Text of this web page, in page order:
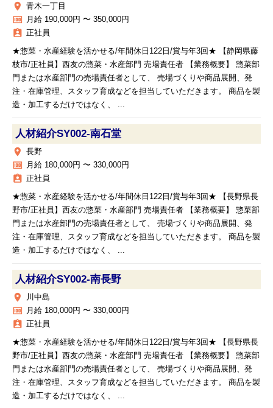
place 青木一丁目
money 月給 190,000円 〜 350,000円
assignment_ind 正社員
★惣菜・水産経験を活かせる/年間休日122日/賞与年3回★ 【静岡県藤
枝市/正社員】西友の惣菜・水産部門 売場責任者 【業務概要】 惣菜部
門または水産部門の売場責任者として、 売場づくりや商品展開、発
注・在庫管理、スタッフ育成などを担当していただきます。 商品を製
造・加工するだけではなく、 ...
人材紹介SY002‐南石堂
place 長野
money 月給 180,000円 〜 330,000円
assignment_ind 正社員
★惣菜・水産経験を活かせる/年間休日122日/賞与年3回★ 【長野県長
野市/正社員】西友の惣菜・水産部門 売場責任者 【業務概要】 惣菜部
門または水産部門の売場責任者として、 売場づくりや商品展開、発
注・在庫管理、スタッフ育成などを担当していただきます。 商品を製
造・加工するだけではなく、 ...
人材紹介SY002‐南長野
place 川中島
money 月給 180,000円 〜 330,000円
assignment_ind 正社員
★惣菜・水産経験を活かせる/年間休日122日/賞与年3回★ 【長野県長
野市/正社員】西友の惣菜・水産部門 売場責任者 【業務概要】 惣菜部
門または水産部門の売場責任者として、 売場づくりや商品展開、発
注・在庫管理、スタッフ育成などを担当していただきます。 商品を製
造・加工するだけではなく、 ...